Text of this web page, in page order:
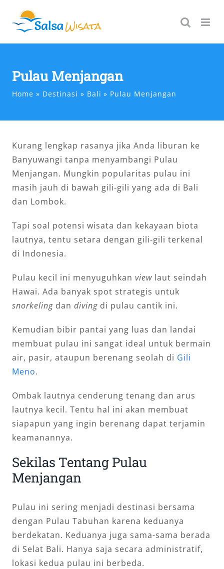
content
Pulau Menjangan
Home Destinasi Bali Pulau Menjangan
Kurang lengkap rasanya jika Anda liburan ke
Banyuwangi tanpa menyambangi Pulau
Menjangan. Mungkin popularitas pulau ini
masih jauh di bawah gili-gili yang ada di Bali
dan Lombok.
Tapi soal potensi wisata dan kekayaan biota
lautnya, tentu setara dengan gili-gili terkenal
di Indonesia.
Pulau kecil ini menyuguhkan view laut seindah
Hawai. Ada banyak spot strategis untuk
snorkeling dan diving di pulau cantik ini.
Kemudian bibir pantai yang luas dan landai
membuat pulau ini sangat ideal untuk bermain
air, pasir, ataupun berenang seolah di Gili
Meno.
Ombak lautnya cenderung tenang dan arus
lautnya kecil. Tentu hal ini akan membuat
siapapun yang ingin berenang dapat terjamin
keamanannya.
Sekilas Tentang Pulau
Menjangan
Pulau ini sering menjadi destinasi bersama
dengan Pulau Tabuhan karena keduanya
berdekatan. Keduanya juga sama-sama berada
di Selat Bali. Hanya saja secara administratif,
lokasi kedua pulau ini berbeda.